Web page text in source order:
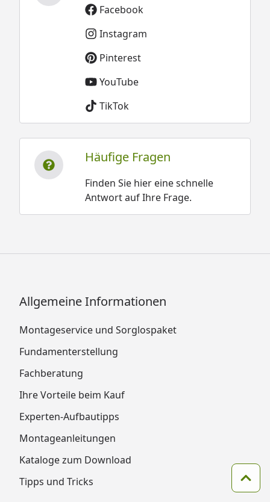
Facebook
Instagram
Pinterest
YouTube
TikTok
Häufige Fragen
Finden Sie hier eine schnelle
Antwort auf Ihre Frage.
Allgemeine Informationen
Montageservice und Sorglospaket
Fundamenterstellung
Fachberatung
Ihre Vorteile beim Kauf
Experten-Aufbautipps
Montageanleitungen
Kataloge zum Download
Tipps und Tricks